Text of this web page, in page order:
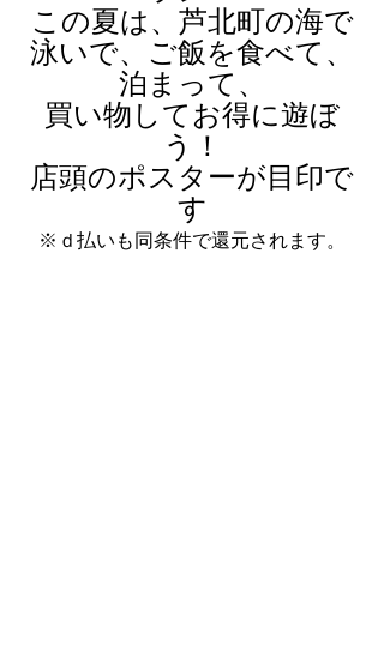
この夏は、芦北町の海で
泳いで、ご飯を食べて、
泊まって、
買い物してお得に遊ぼ
う！
店頭のポスターが目印で
す
※ｄ払いも同条件で還元されます。